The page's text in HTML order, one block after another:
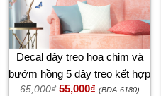
Decal dây treo hoa chim và
bướm hồng 5 dây treo kết hợp
65,000₫ 55,000₫ (BDA-6180)